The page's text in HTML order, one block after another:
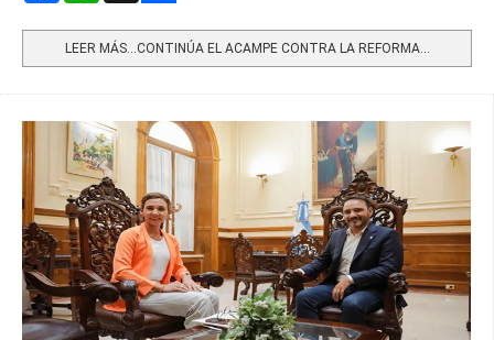
LEER MÁS…CONTINÚA EL ACAMPE CONTRA LA REFORMA...